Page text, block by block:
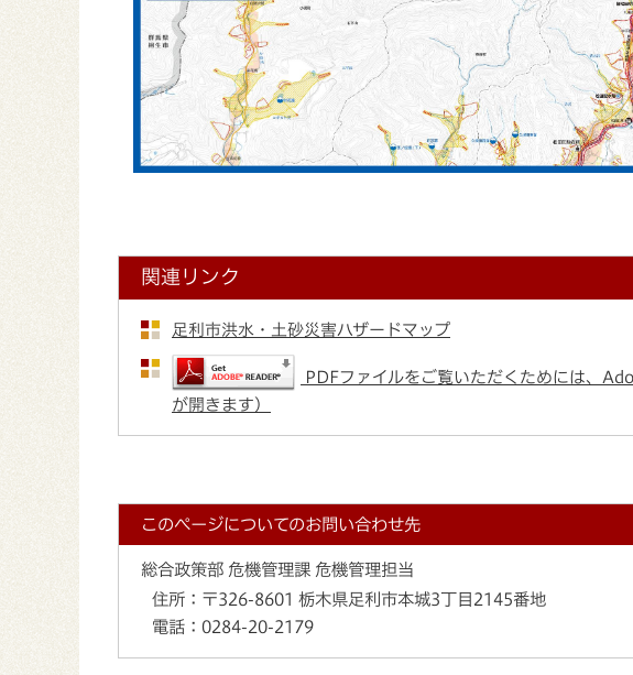
関連リンク
足利市洪水・土砂災害ハザードマップ
PDFファイルをご覧いただくためには、
が開きます）
このページについてのお問い合わせ先
総合政策部 危機管理課 危機管理担当
住所： 〒326-8601 栃木県足利市本城3丁目2145番地
電話： 0284-20-2179